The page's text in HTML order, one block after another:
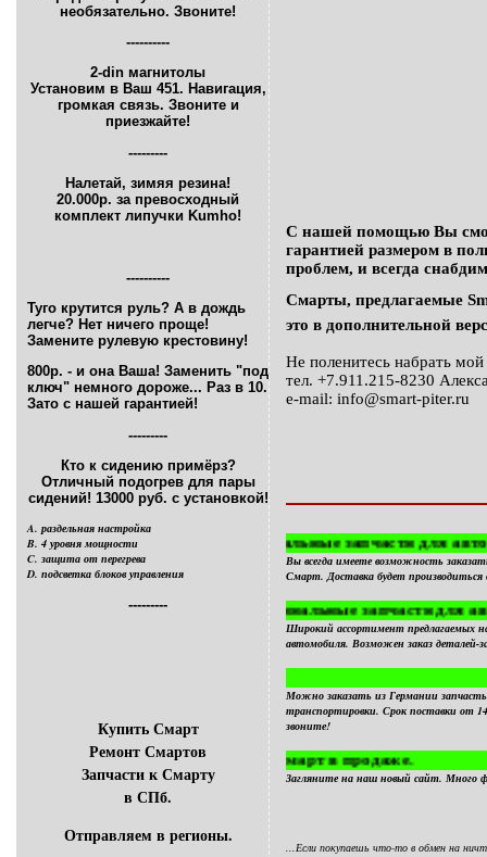
необязательно. Звоните!
----------
2-din магнитолы
Установим в Ваш 451. Навигация,
громкая связь. Звоните и
приезжайте!
---------
Налетай, зимяя резина!
20.000р. за превосходный
комплект липучки Kumho!
----------
Туго крутится руль? А в дождь
легче? Нет ничего проще!
Замените рулевую крестовину!
800р. - и она Ваша! Заменить "под
ключ" немного дороже... Раз в 10.
Зато с нашей гарантией!
---------
Кто к сидению примёрз?
Отличный подогрев для пары
сидений! 13000 руб. с установкой!
раздельная настройка
4 уровня мощности
защита от перегрева
подсветка блоков управления
---------
Купить Смарт
Ремонт Смартов
Запчасти к Смарту
в СПб.
Отправляем в регионы.
С нашей помощью Вы
гарантией размером в
проблем, и всегда
Смарты, предлагаемые
это в дополнительной
Не поленитесь набрать
тел. +7.911.215-8230
e-mail: info@smart-piter.ru
Новые оригинальные запчасти для
Вы всегда имеете возможность
Смарт. Доставка будет
Новые неоригинальные запчасти для
Широкий ассортимент предлагаемых
автомобиля. Возможен заказ деталей-
Можно заказать из Германии
транспортировки. Срок поставки от
звоните!
Автомобили Смарт в продаже.
Загляните на наш новый сайт. Много
...Если покупаешь что-то в обмен на